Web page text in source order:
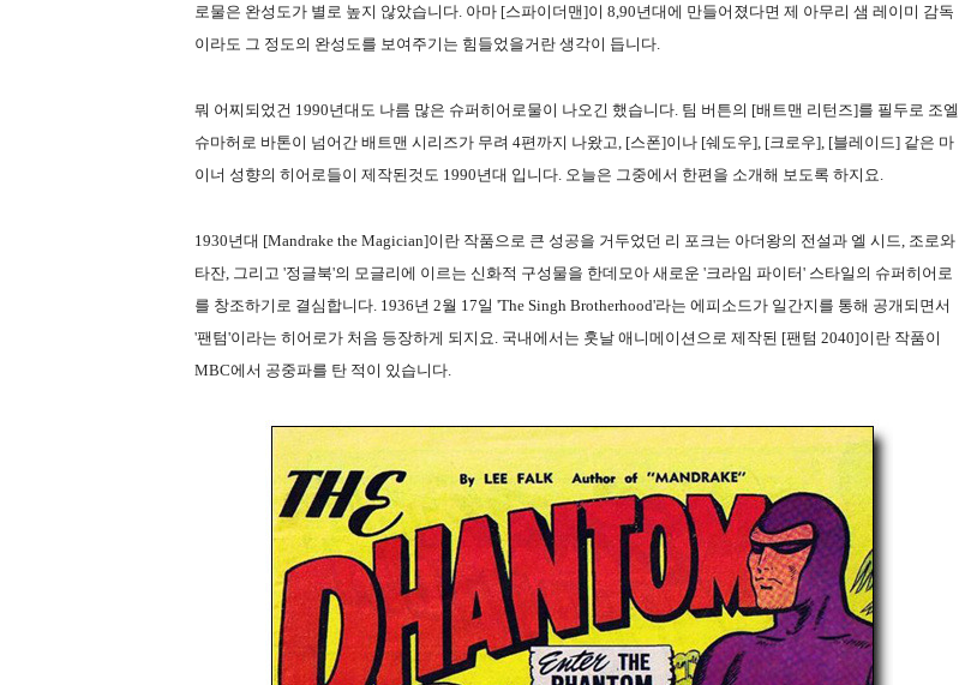
로물은 완성도가 별로 높지 않았습니다. 아마 [스파이더맨]이 8,90년대에 만들어졌다면 제 아무리 샘 레이미 감독
이라도 그 정도의 완성도를 보여주기는 힘들었을거란 생각이 듭니다.
뭐 어찌되었건 1990년대도 나름 많은 슈퍼히어로물이 나오긴 했습니다. 팀 버튼의 [배트맨 리턴즈]를 필두로 조엘
슈마허로 바톤이 넘어간 배트맨 시리즈가 무려 4편까지 나왔고, [스폰]이나 [쉐도우], [크로우], [블레이드] 같은 마
이너 성향의 히어로들이 제작된것도 1990년대 입니다. 오늘은 그중에서 한편을 소개해 보도록 하지요.
1930년대 [Mandrake the Magician]이란 작품으로 큰 성공을 거두었던 리 포크는 아더왕의 전설과 엘 시드, 조로와
타잔, 그리고 '정글북'의 모글리에 이르는 신화적 구성물을 한데모아 새로운 '크라임 파이터' 스타일의 슈퍼히어로
를 창조하기로 결심합니다. 1936년 2월 17일 'The Singh Brotherhood'라는 에피소드가 일간지를 통해 공개되면서
'팬텀'이라는 히어로가 처음 등장하게 되지요. 국내에서는 훗날 애니메이션으로 제작된 [팬텀 2040]이란 작품이
MBC에서 공중파를 탄 적이 있습니다.